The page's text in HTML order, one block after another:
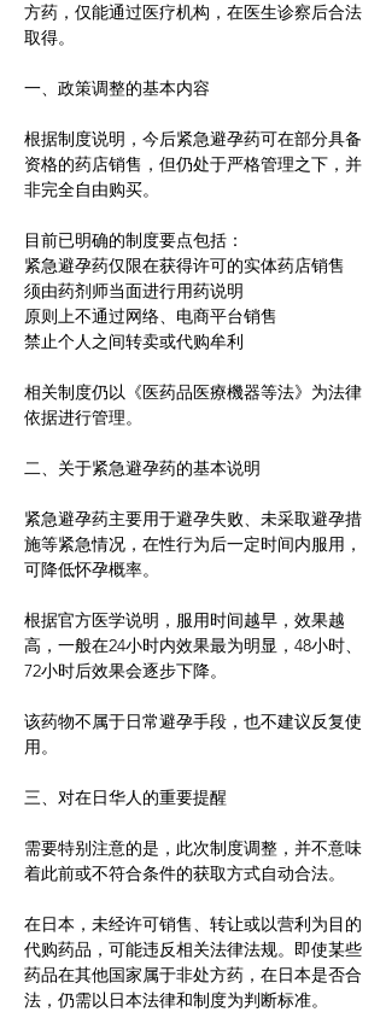
方药，仅能通过医疗机构，在医生诊察后合法
取得。
一、政策调整的基本内容
根据制度说明，今后紧急避孕药可在部分具备
资格的药店销售，但仍处于严格管理之下，并
非完全自由购买。
目前已明确的制度要点包括：
紧急避孕药仅限在获得许可的实体药店销售
须由药剂师当面进行用药说明
原则上不通过网络、电商平台销售
禁止个人之间转卖或代购牟利
相关制度仍以《医药品医療機器等法》为法律
依据进行管理。
二、关于紧急避孕药的基本说明
紧急避孕药主要用于避孕失败、未采取避孕措
施等紧急情况，在性行为后一定时间内服用，
可降低怀孕概率。
根据官方医学说明，服用时间越早，效果越
高，一般在24小时内效果最为明显，48小时、
72小时后效果会逐步下降。
该药物不属于日常避孕手段，也不建议反复使
用。
三、对在日华人的重要提醒
需要特别注意的是，此次制度调整，并不意味
着此前或不符合条件的获取方式自动合法。
在日本，未经许可销售、转让或以营利为目的
代购药品，可能违反相关法律法规。即使某些
药品在其他国家属于非处方药，在日本是否合
法，仍需以日本法律和制度为判断标准。